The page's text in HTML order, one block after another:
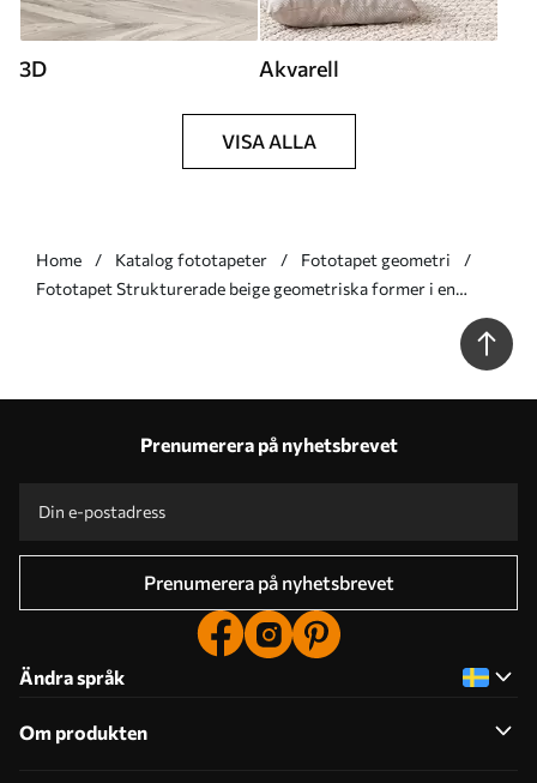
3D Akvarell
VISA ALLA
Home Katalog fototapeter
Fototapet geometri
Fototapet Strukturerade beige geometriska former i en
skiktad 3D-komposition, minimalistisk modern väggkonst Nr.
Prenumerera på nyhetsbrevet
Prenumerera på nyhetsbrevet
Ändra språk
Om produkten